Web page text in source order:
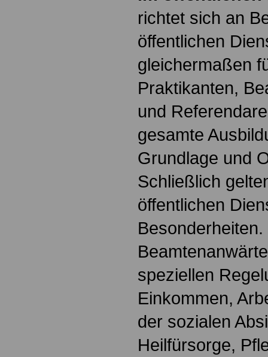
richtet sich an
öffentlichen
gleichermaßen
Praktikanten,
und
gesamte
Grundlage und
Schließlich
öffentlichen
speziellen
Einkommen,
der sozialen
Heilfürsorge,